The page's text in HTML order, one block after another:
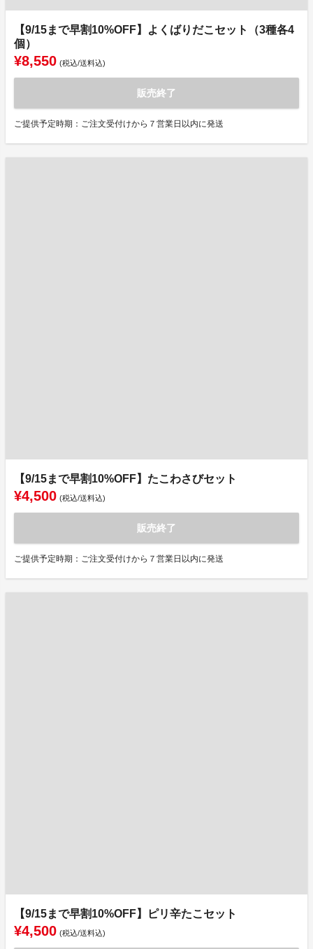
【9/15まで早割10%OFF】よくばりだこセット（3種各4
個）
¥8,550 (税込/送料込)
販売終了
ご提供予定時期：ご注文受付けから７営業日以内に発送
【9/15まで早割10%OFF】たこわさびセット
¥4,500 (税込/送料込)
販売終了
ご提供予定時期：ご注文受付けから７営業日以内に発送
【9/15まで早割10%OFF】ピリ辛たこセット
¥4,500 (税込/送料込)